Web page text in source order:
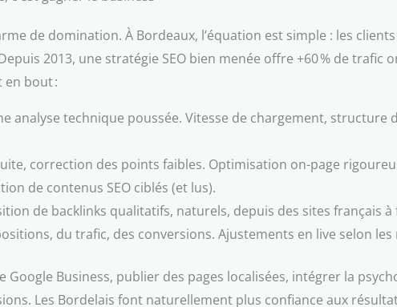
de domination. À Bordeaux, l’équation est simple : les
2013, une stratégie SEO bien menée offre +60 % de trafic
en bout :
analyse technique poussée. Vitesse de chargement, structure
correction des points faibles. Optimisation on-page
de contenus SEO ciblés (et lus).
de backlinks qualitatifs, naturels, depuis des sites français
du trafic, des conversions. Ajustements en live selon
Google Business, publier des pages localisées, intégrer la
Les Bordelais font naturellement plus confiance aux